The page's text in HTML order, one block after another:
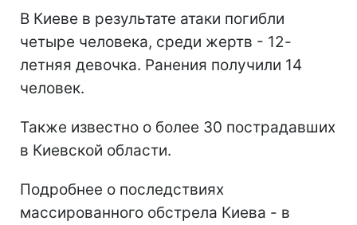
В Киеве в результате атаки погибли
четыре человека, среди жертв - 12-
летняя девочка. Ранения получили 14
человек.
Также известно о более 30 пострадавших
в Киевской области.
Подробнее о последствиях
массированного обстрела Киева - в